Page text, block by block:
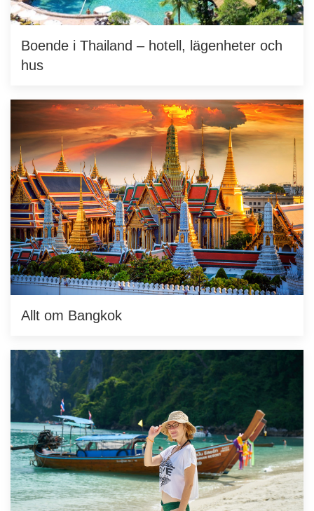
Boende i Thailand – hotell, lägenheter och
hus
Allt om Bangkok